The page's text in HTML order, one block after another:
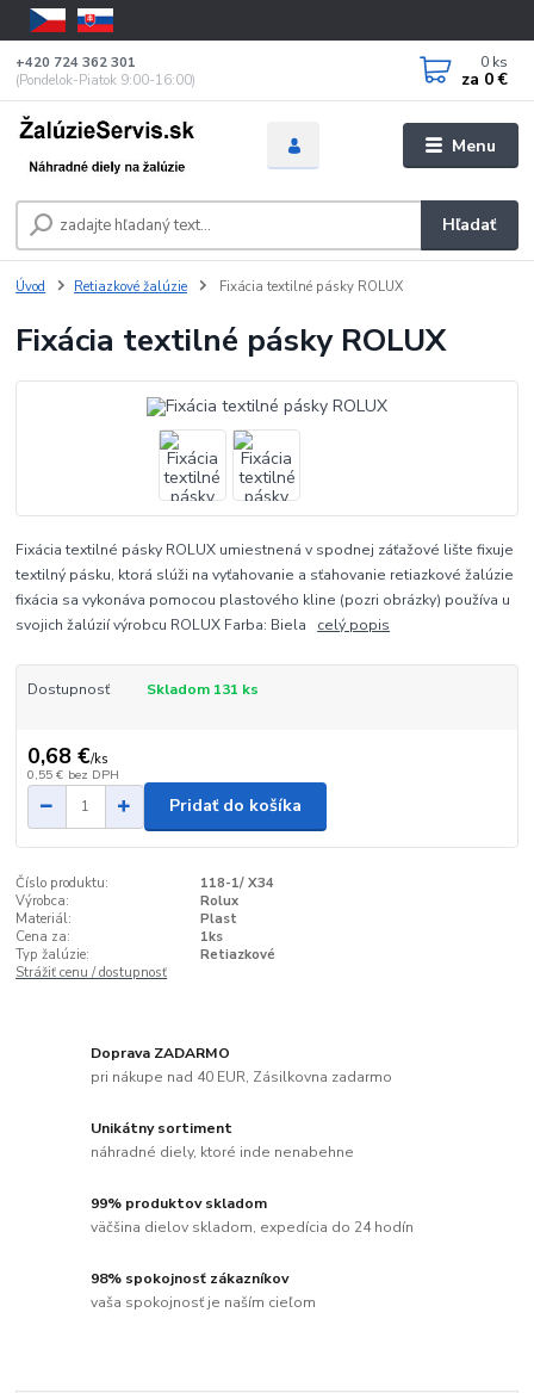
Menu
Hľadať
+420 724 362 301
(Pondelok-Piatok 9:00-16:00)
0 ks
za 0 €
Úvod Retiazkové žalúzie Fixácia textilné pásky ROLUX
Fixácia textilné pásky ROLUX
Fixácia textilné pásky ROLUX umiestnená v spodnej záťažové lište fixuje
textilný pásku, ktorá slúži na vyťahovanie a sťahovanie retiazkové žalúzie
fixácia sa vykonáva pomocou plastového kline (pozri obrázky) používa u
svojich žalúzií výrobcu ROLUX Farba: Biela celý popis
Dostupnosť Skladom 131 ks
0,68 €/ks
0,55 € bez DPH
Pridať do košíka
Číslo produktu:
118-1/ X34
Výrobca:
Rolux
Materiál:
Plast
Cena za:
1ks
Typ žalúzie:
Retiazkové
Strážiť cenu / dostupnosť
Doprava ZADARMO
pri nákupe nad 40 EUR, Zásilkovna zadarmo
Unikátny sortiment
náhradné diely, ktoré inde nenabehne
99% produktov skladom
väčšina dielov skladom, expedícia do 24 hodín
98% spokojnosť zákazníkov
vaša spokojnosť je naším cieľom